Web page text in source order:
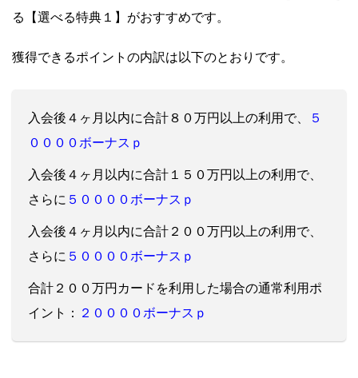
る【選べる特典１】がおすすめです。
獲得できるポイントの内訳は以下のとおりです。
入会後４ヶ月以内に合計８ ０万円以上の利用で、
５
００００ボーナスｐ
入会後４ヶ月以内に合計１５ ０万円以上の利用で、
さらに ５００００ボーナスｐ
入会後４ヶ月以内に合計２０ ０万円以上の利用で、
さらに ５００００ボーナスｐ
合計２００万円カードを利用した場合の通常利用ポ
イント： ２００００ボーナスｐ